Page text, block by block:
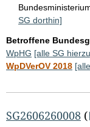
SG dorthin]
Betroffene
WpHG [alle SG
WpDVerOV 2018
SG2606260008 (